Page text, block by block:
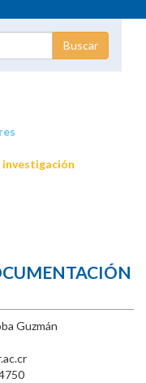
investigación
Guzmán